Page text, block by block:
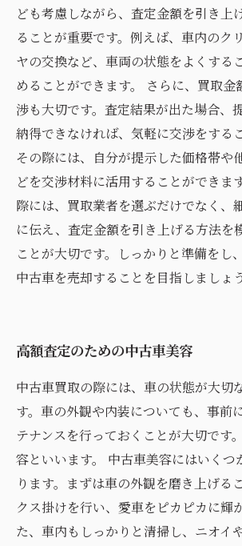
ども考慮しながら、査定金額を引き上
ることが重要です。例えば、車内のク
ヤの交換など、車両の状態をよくする
めることができます。 さらに、買取金
渉も大切です。査定結果が出た場合、
納得できなければ、気軽に交渉をする
その際には、自分が提示した価格帯や
どを交渉材料に活用することができま
際には、買取業者を選ぶだけでなく、
に伝え、査定金額を引き上げる方法を
ことが大切です。しっかりと準備をし
中古車を売却することを目指しましょう
高額査定のための中古車美容
中古車買取の際には、車の状態が大切
す。車の外観や内装についても、事前
テナンスを行っておくことが大切です
容といいます。 中古車美容にはいくつ
ります。まずは車の外観を磨き上げる
クス掛けを行い、愛車をピカピカに輝
た、車内もしっかりと清掃し、ニオイ